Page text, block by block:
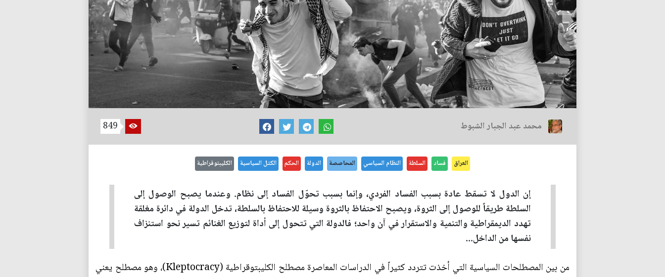
محمد عبد الجبار الشبوط 849
العراق فساد السلطة النظام السياسي المحاصصة الدولة الحكم الكتل السياسية الكليبتوقراطية
إن الدول لا تسقط عادة بسبب الفساد الفردي، وإنما بسبب تحوّل الفساد إلى نظام. وعندما يصبح الوصول إلى
السلطة طريقاً للوصول إلى الثروة، ويصبح الاحتفاظ بالثروة وسيلة للاحتفاظ بالسلطة، تدخل الدولة في دائرة مغلقة
تهدد الديمقراطية والتنمية والاستقرار في آن واحد؛ فالدولة التي تتحول إلى أداة لتوزيع الغنائم تسير نحو استنزاف
نفسها من الداخل...
من بين المصطلحات السياسية التي أخذت تتردد كثيراً في الدراسات المعاصرة مصطلح الكليبتوقراطية (Kleptocracy)، وهو مصطلح يعني